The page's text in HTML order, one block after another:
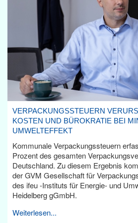
VERPACKUNGSSTEUERN
KOSTEN UND BÜROKRATIE BEI
UMWELTEFFEKT
Kommunale Verpackungssteuern
Prozent des gesamten
Deutschland. Zu diesem Ergebnis
der GVM Gesellschaft für
des ifeu -Instituts für Energie- und
Heidelberg gGmbH.
Weiterlesen...